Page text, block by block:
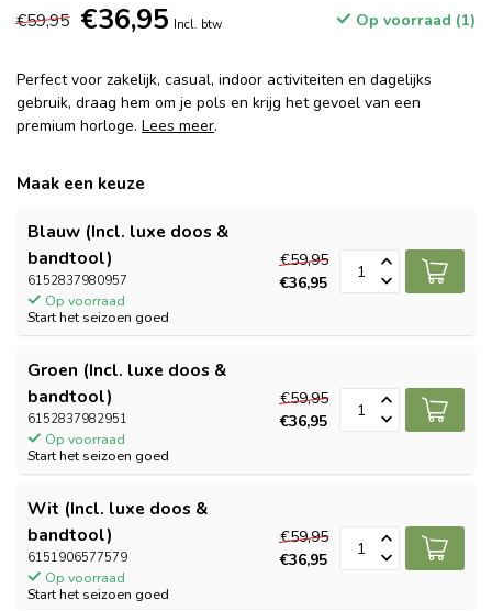
€59,95 €36,95 Incl. btw Op voorraad (1)
Perfect voor zakelijk, casual, indoor activiteiten en dagelijks
gebruik, draag hem om je pols en krijg het gevoel van een
premium horloge. Lees meer.
Maak een keuze
Blauw (Incl. luxe doos &
bandtool)
6152837980957
Op voorraad
Start het seizoen goed
€59,95
€36,95
Groen (Incl. luxe doos &
bandtool)
6152837982951
Op voorraad
Start het seizoen goed
€59,95
€36,95
Wit (Incl. luxe doos &
bandtool)
6151906577579
Op voorraad
Start het seizoen goed
€59,95
€36,95